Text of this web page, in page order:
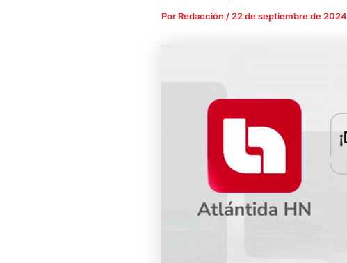
Por Redacción / 22 de septiembre de 2024